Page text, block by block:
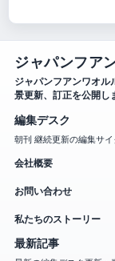
ジャパンフア
ジャパンフアンワオル
景更新、訂正を公開し
編集デスク
朝刊 継続更新の編集サイ
会社概要
お問い合わせ
私たちのストーリー
最新記事